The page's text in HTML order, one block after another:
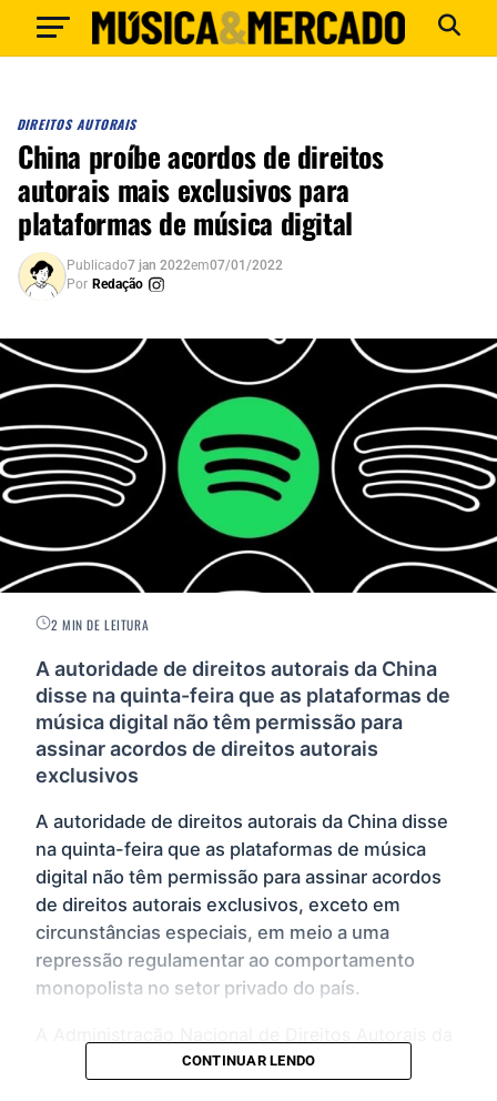
DIREITOS AUTORAIS
China proíbe acordos de direitos
autorais mais exclusivos para
plataformas de música digital
Publicado7 jan 2022em07/01/2022
Por Redação
2 MIN DE LEITURA
A autoridade de direitos autorais da China
disse na quinta-feira que as plataformas de
música digital não têm permissão para
assinar acordos de direitos autorais
exclusivos
A autoridade de direitos autorais da China disse
na quinta-feira que as plataformas de música
digital não têm permissão para assinar acordos
de direitos autorais exclusivos, exceto em
circunstâncias especiais, em meio a uma
repressão regulamentar ao comportamento
monopolista no setor privado do país.
China (NCAC) deu a ordem na quinta-feira (6 de
CONTINUAR LENDO